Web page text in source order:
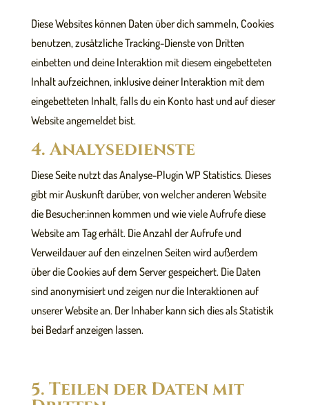
Diese Websites können Daten über dich sammeln, Cookies
benutzen, zusätzliche Tracking-Dienste von Dritten
einbetten und deine Interaktion mit diesem eingebetteten
Inhalt aufzeichnen, inklusive deiner Interaktion mit dem
eingebetteten Inhalt, falls du ein Konto hast und auf dieser
Website angemeldet bist.
4. Analysedienste
Diese Seite nutzt das Analyse-Plugin WP Statistics. Dieses
gibt mir Auskunft darüber, von welcher anderen Website
die Besucher:innen kommen und wie viele Aufrufe diese
Website am Tag erhält. Die Anzahl der Aufrufe und
Verweildauer auf den einzelnen Seiten wird außerdem
über die Cookies auf dem Server gespeichert. Die Daten
sind anonymisiert und zeigen nur die Interaktionen auf
unserer Website an. Der Inhaber kann sich dies als Statistik
bei Bedarf anzeigen lassen.
5. Teilen der Daten mit